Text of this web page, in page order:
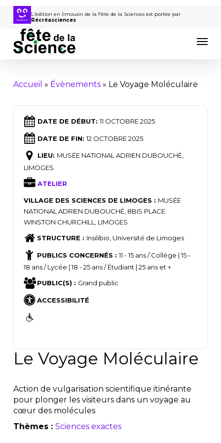
Passer
contenu
principal
L’édition en limousin de la Fête de la Sciences est portée par
Récréasciences
Accueil » Évènements» Le Voyage Moléculaire
DATE DE DÉBUT:11 OCTOBRE 2025
DATE DE FIN:12 OCTOBRE 2025
LIEU: MUSÉE NATIONAL ADRIEN DUBOUCHÉ,
LIMOGES
ATELIER
VILLAGE DES SCIENCES DE LIMOGES : MUSÉE
NATIONAL ADRIEN DUBOUCHÉ, 8BIS PLACE
WINSTON CHURCHILL, LIMOGES
STRUCTURE : Insilibio, Université de Limoges
PUBLICS CONCERNÉS :11 - 15 ans / Collège | 15 -
18 ans / Lycée | 18 - 25 ans / Étudiant | 25 ans et +
PUBLIC(S) : Grand public
ACCESSIBILITÉ
Le Voyage Moléculaire
Action de vulgarisation scientifique itinérante
pour plonger les visiteurs dans un voyage au
cœur des molécules
Thèmes : Sciences exactes